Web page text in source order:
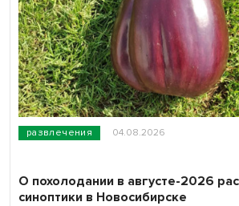
развлечения 04.08.2026
О похолодании в августе-2026
синоптики в Новосибирске